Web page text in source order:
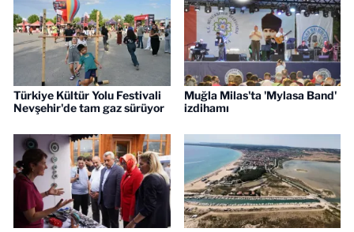
Türkiye Kültür Yolu Festivali
Nevşehir'de tam gaz sürüyor
Muğla Milas'ta 'Mylasa Band'
izdihamı